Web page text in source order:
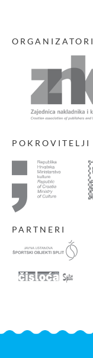
ORGANIZATORI
POKROVITELJI
PARTNERI